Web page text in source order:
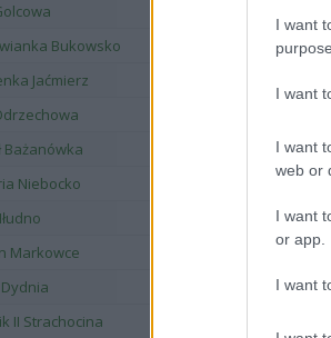
I want
I want
I want
web or
I want
or app.
I want
Bukowsko
Jaćmierz
Bażanówka
Niebocko
Markowce
II Strachocina